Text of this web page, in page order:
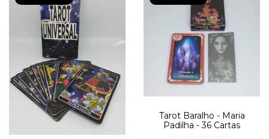
Tarot Baralho - Maria
Padilha - 36 Cartas